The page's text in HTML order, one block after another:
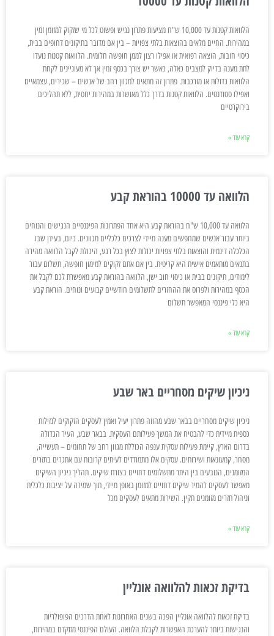
הלוואות קטנות עד 10,000 ש"ח מציעות פתרון נגיש ופשוט לכל מי שזקוק למזומן זמין
במהירות. החיים מלאים בהוצאות בלתי צפויות – בין אם מדובר בתיקונים דחופים בבית,
כיסוי חובות, הוצאה רפואית או אפילו רצון לממן חופשה חלומית. הלוואות קטנות נועדו
לתת מענה בדיוק למצבים כאלה, כאשר יש צורך בכסף זמין אך לא מעוניינים לקחת
הלוואות גדולות או מורכבות. פתרון זה מתאים למגוון רחב של אנשים – שכירים, עצמאיים
ואפילו סטודנטים. הלוואות קטנות בדרך כלל מאושרות במהירות יחסית, ללא תהליכים
בירוקרטיים
קרא עוד »
הלוואה עד 10000 בהוראת קבע
הלוואה עד 10,000 ש"ח בהוראת קבע היא אחד הפתרונות הפיננסיים הנגישים והנוחים
ביותר עבור אנשים שמחפשים מענה מיידי לצרכים כלכליים מגוונים. כיום, בעידן שבו
הכלכלה דינמית והוצאות בלתי צפויות יכולות לצוץ בכל רגע, היכולת לקבל הלוואה מהירה
בתנאים מותאמים אישית היא קריטית. בין אם אתם זקוקים למימון חופשה, תשלום עבור
לימודים, תיקונים בבית או כיסוי חוב ישן, הלוואה בהוראת קבע מאפשרת לכם לקבל את
הכסף במהירות ולפרוס את ההחזרים לתשלומים חודשיים קבועים ונוחים. הוראת קבע
היא כלי פיננסי המאפשר תשלום
קרא עוד »
ניכיון שיקים מסחריים באר שבע
ניכיון שיקים מסחריים בבאר שבע מהווה פתרון יעיל ואמין לעסקים הזקוקים לנזילות
כספית מיידית כדי להבטיח את המשך פעילותם העסקית. בבאר שבע, העיר הגדולה
בדרום הארץ, קיימת פעילות עסקית ענפה הכוללת מגוון רחב של תחומים – תעשייה,
מסחר, קמעונאות ושירותים. עסקים אלו מתמודדים לעיתים קרובות עם אתגרים בתזרים
המזומנים, הנובעים בין היתר מתשלומים דחויים בצורת שיקים. תהליך ניכיון השיקים
מאפשר לעסקים להמיר שיקים דחויים למזומן באופן מיידי, תוך שמירה על יציבות כלכלית
וניהול תזרים מזומנים תקין. השירות מתאים לעסקים מכל
קרא עוד »
בדיקת זכאות להלוואה אונליין
בדיקת זכאות להלוואה אונליין הפכה בשנים האחרונות לאחת הדרכים הפופולריות
והנגישות ביותר להערכת האפשרות לקבלת הלוואה. העולם הפיננסי מתקדם במהירות,